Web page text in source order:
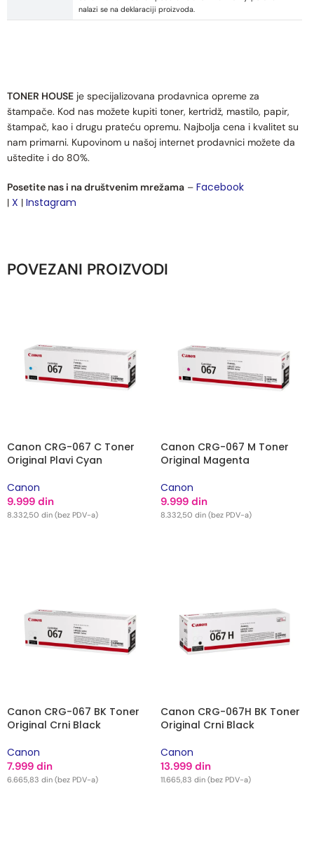
nalazi se na deklaraciji proizvoda.
TONER HOUSE je specijalizovana prodavnica opreme za
štampače. Kod nas možete kupiti toner, kertridž, mastilo, papir,
štampač, kao i drugu prateću opremu. Najbolja cena i kvalitet su
nam primarni. Kupovinom u našoj internet prodavnici možete da
uštedite i do 80%.
Posetite nas i na društvenim mrežama – Facebook
| X | Instagram
POVEZANI PROIZVODI
Canon CRG-067 C Toner
Original Plavi Cyan
Canon
9.999 din
8.332,50 din (bez PDV-a)
Canon CRG-067 M Toner
Original Magenta
Canon
9.999 din
8.332,50 din (bez PDV-a)
Canon CRG-067 BK Toner
Original Crni Black
Canon
7.999 din
6.665,83 din (bez PDV-a)
Canon CRG-067H BK Toner
Original Crni Black
Canon
13.999 din
11.665,83 din (bez PDV-a)